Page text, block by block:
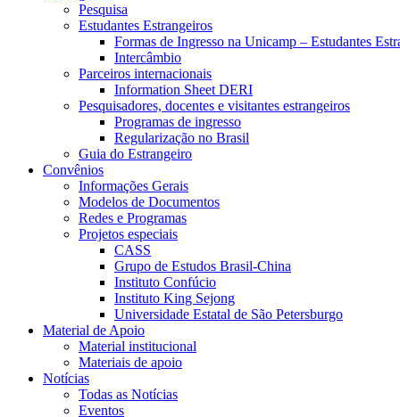
Pesquisa
Estudantes Estrangeiros
Formas de Ingresso na Unicamp – Estudantes
Intercâmbio
Parceiros internacionais
Information Sheet DERI
Pesquisadores, docentes e visitantes estrangeiros
Programas de ingresso
Regularização no Brasil
Guia do Estrangeiro
Convênios
Informações Gerais
Modelos de Documentos
Redes e Programas
Projetos especiais
CASS
Grupo de Estudos Brasil-China
Instituto Confúcio
Instituto King Sejong
Universidade Estatal de São Petersburgo
Material de Apoio
Material institucional
Materiais de apoio
Notícias
Todas as Notícias
Eventos